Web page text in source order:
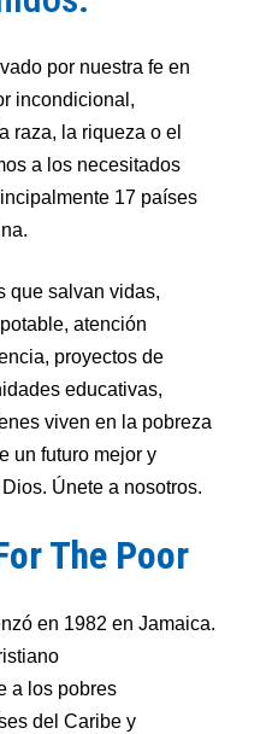
por nuestra fe en
incondicional,
raza, la riqueza o el
a los necesitados
17 países
que salvan vidas,
atención
proyectos de
educativas,
viven en la pobreza
un futuro mejor y
Únete a nosotros.
The Poor
en 1982 en Jamaica.
a los pobres
del Caribe y